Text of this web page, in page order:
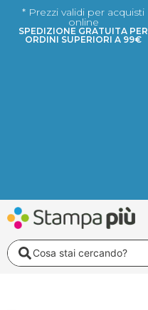
* Prezzi validi per acquisti
online
SPEDIZIONE GRATUITA PER
ORDINI SUPERIORI A 99€
Search